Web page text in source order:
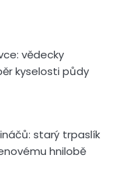
vědecky
kyselosti půdy
starý trpaslík
hnilobě